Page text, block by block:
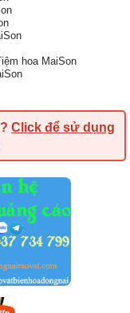
hoa MaiSon
Click để sử dụng